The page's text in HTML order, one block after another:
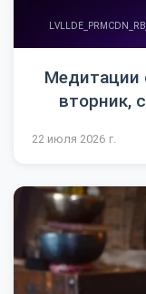
Медитации
вторник,
22 июля 2026 г.